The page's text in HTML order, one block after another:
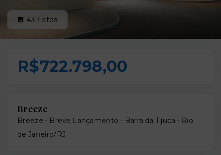
43 Fotos
R$722.798,00
Breeze
Breeze - Breve Lançamento - Barra da Tijuca - Rio
de Janeiro/RJ